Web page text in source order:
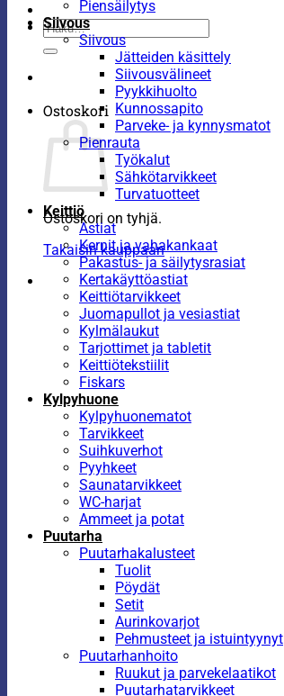
Etsi:
Ostoskori
Ostoskori on tyhjä.
Takaisin kauppaan
Piensäilytys
Siivous
Siivous
Jätteiden käsittely
Siivousvälineet
Pyykkihuolto
Kunnossapito
Parveke- ja kynnysmatot
Pienrauta
Työkalut
Sähkötarvikkeet
Turvatuotteet
Keittiö
Astiat
Kernit ja vahakankaat
Pakastus- ja säilytysrasiat
Kertakäyttöastiat
Keittiötarvikkeet
Juomapullot ja vesiastiat
Kylmälaukut
Tarjottimet ja tabletit
Keittiötekstiilit
Fiskars
Kylpyhuone
Kylpyhuonematot
Tarvikkeet
Suihkuverhot
Pyyhkeet
Saunatarvikkeet
WC-harjat
Ammeet ja potat
Puutarha
Puutarhakalusteet
Tuolit
Pöydät
Setit
Aurinkovarjot
Pehmusteet ja istuintyynyt
Puutarhanhoito
Ruukut ja parvekelaatikot
Puutarhatarvikkeet